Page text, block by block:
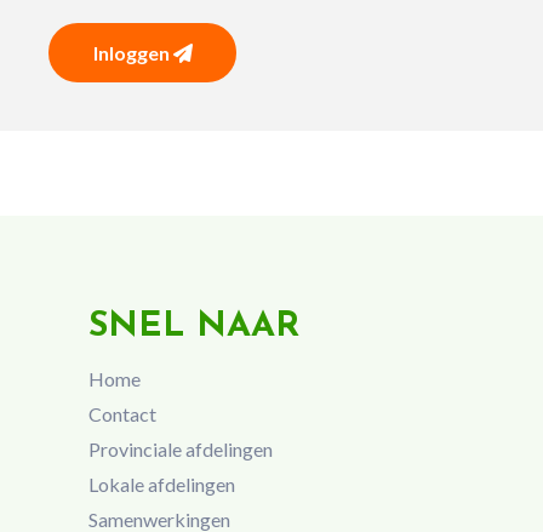
Inloggen
SNEL NAAR
Home
Contact
Provinciale afdelingen
Lokale afdelingen
Samenwerkingen